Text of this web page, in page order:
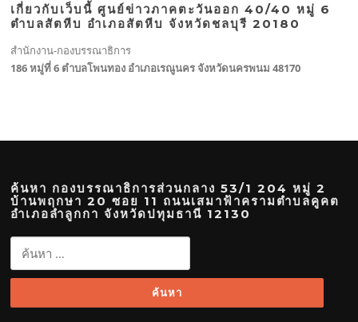
เกี่ยวกับเว็บนี้ ศูนย์ข่าวภาคตะวันออก 40/40 หมู่ 6
ตำบลสัตหีบ อำเภอสัตหีบ จังหวัดชลบุรี 20180
สำนักงาน-กองบรรณาธิการ
186 หมู่ที่ 6 ตำบลโพนทอง อำเภอเรณูนคร จังหวัดนครพนม 48170
ค้นหา กองบรรณาธิการส่วนกลาง 53/1 204 หมู่ 2
บ้านพฤกษา 20 ซอย 11 ถนนเสมาฟ้าครามตำบลคูคต
อำเภอลำลูกกา จังหวัดปทุมธานี 12130
ค้นหา
สำหรับ: